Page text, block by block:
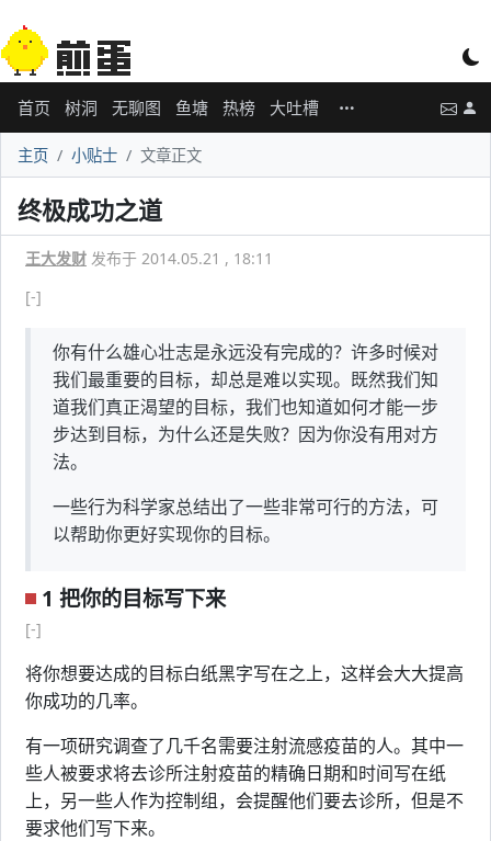
首页 树洞 无聊图 鱼塘 热榜 大吐槽
主页 小贴士 文章正文
终极成功之道
王大发财 发布于 2014.05.21 , 18:11
[-]
你有什么雄心壮志是永远没有完成的？许多时候对
我们最重要的目标，却总是难以实现。既然我们知
道我们真正渴望的目标，我们也知道如何才能一步
步达到目标，为什么还是失败？因为你没有用对方
法。
一些行为科学家总结出了一些非常可行的方法，可
以帮助你更好实现你的目标。
1 把你的目标写下来
[-]
将你想要达成的目标白纸黑字写在之上，这样会大大提高
你成功的几率。
有一项研究调查了几千名需要注射流感疫苗的人。其中一
些人被要求将去诊所注射疫苗的精确日期和时间写在纸
上，另一些人作为控制组，会提醒他们要去诊所，但是不
要求他们写下来。